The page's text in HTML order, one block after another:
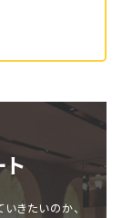
きたいのか、